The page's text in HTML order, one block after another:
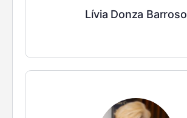
Lívia Donza Barroso